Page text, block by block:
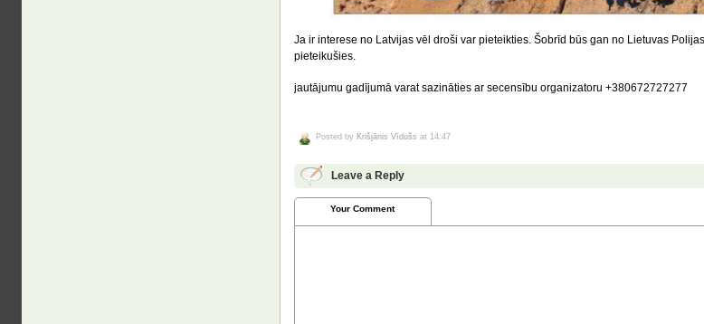
Ja ir interese no Latvijas vēl droši var pieteikties. Šobrīd būs gan no Lietuvas
pieteikušies.
jautājumu gadījumā varat sazināties ar secensību organizatoru +380672727277
Posted by Krišjānis Vīdušs at 14:47
Leave a Reply
Your Comment